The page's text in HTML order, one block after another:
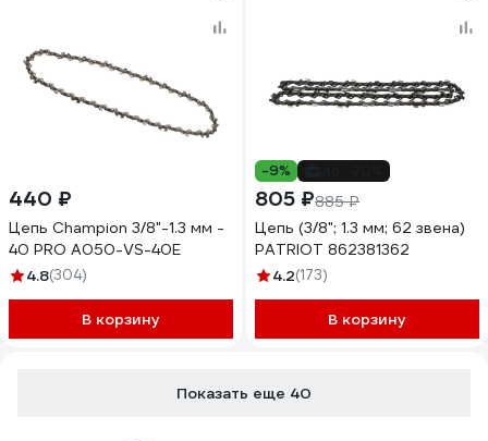
440 ₽
Цепь Champion 3/8"-1.3 мм -
40 PRO A050-VS-40E
4.8(304)
В корзину
-9%
805 ₽885 ₽
Цепь (3/8"; 1.3 мм; 62 звена)
PATRIOT 862381362
4.2(173)
В корзину
Показать еще 40